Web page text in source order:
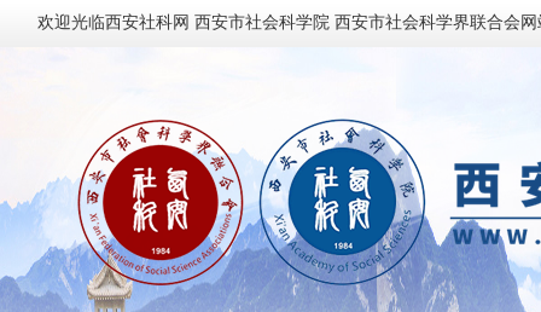
欢迎光临西安社科网 西安市社会科学院 西安市社会科学界联合会